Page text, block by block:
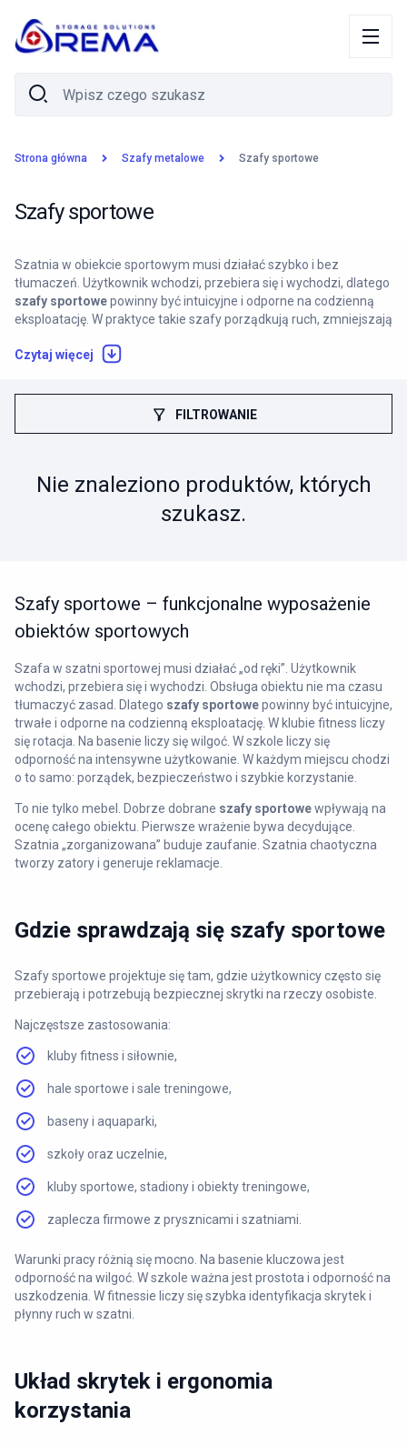
Strona główna Szafy metalowe Szafy sportowe
Szafy sportowe
Szatnia w obiekcie sportowym musi działać szybko i bez
tłumaczeń. Użytkownik wchodzi, przebiera się i wychodzi, dlatego
szafy sportowepowinny być intuicyjne i odporne na codzienną
eksploatację. W praktyce takie szafy porządkują ruch, zmniejszają
podłodze. To przekłada się na bezpieczeństwo i mniej pracy dla
W szatni liczy się też higiena. Wilgoć i mokra odzież wymagają
wentylacji oraz rozwiązań, które łatwo utrzymać w czystości.
warunki są różne. Układ skrytek trzeba dopasować do rotacji i do
tego, czy użytkownicy odkładają mały plecak, czy dużą torbę i
obuwie. Jeśli chcesz, dobierzemy układ i przygotujemy
Czytaj więcej
FILTROWANIE
Nie znaleziono produktów, których
szukasz.
Szafy sportowe – funkcjonalne wyposażenie
obiektów sportowych
Szafa w szatni sportowej musi działać „od ręki”. Użytkownik
wchodzi, przebiera się i wychodzi. Obsługa obiektu nie ma czasu
tłumaczyć zasad. Dlatego szafy sportowepowinny być intuicyjne,
trwałe i odporne na codzienną eksploatację. W klubie fitness liczy
się rotacja. Na basenie liczy się wilgoć. W szkole liczy się
odporność na intensywne użytkowanie. W każdym miejscu chodzi
o to samo: porządek, bezpieczeństwo i szybkie korzystanie.
To nie tylko mebel. Dobrze dobrane szafy sportowewpływają na
ocenę całego obiektu. Pierwsze wrażenie bywa decydujące.
Szatnia „zorganizowana” buduje zaufanie. Szatnia chaotyczna
tworzy zatory i generuje reklamacje.
Gdzie sprawdzają się szafy sportowe
Szafy sportowe projektuje się tam, gdzie użytkownicy często się
przebierają i potrzebują bezpiecznej skrytki na rzeczy osobiste.
Najczęstsze zastosowania:
kluby fitness i siłownie,
hale sportowe i sale treningowe,
baseny i aquaparki,
szkoły oraz uczelnie,
kluby sportowe, stadiony i obiekty treningowe,
zaplecza firmowe z prysznicami i szatniami.
Warunki pracy różnią się mocno. Na basenie kluczowa jest
odporność na wilgoć. W szkole ważna jest prostota i odporność na
uszkodzenia. W fitnessie liczy się szybka identyfikacja skrytek i
płynny ruch w szatni.
Układ skrytek i ergonomia
korzystania